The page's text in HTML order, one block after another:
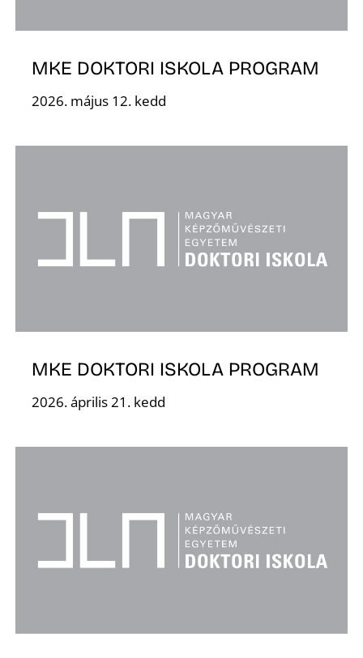
MKE DOKTORI ISKOLA PROGRAM
2026. május 12. kedd
MKE DOKTORI ISKOLA PROGRAM
2026. április 21. kedd